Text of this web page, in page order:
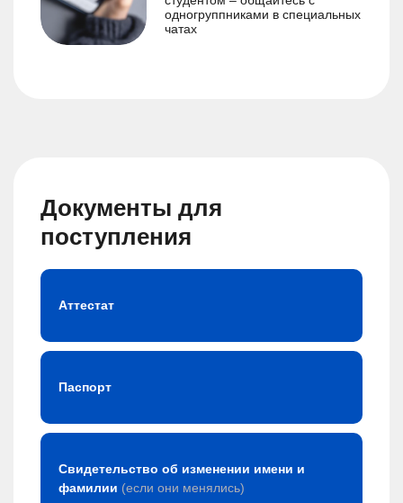
одногруппниками в специальных
чатах
Документы для
поступления
Аттестат
Паспорт
Свидетельство об изменении имени и
фамилии (если они менялись)